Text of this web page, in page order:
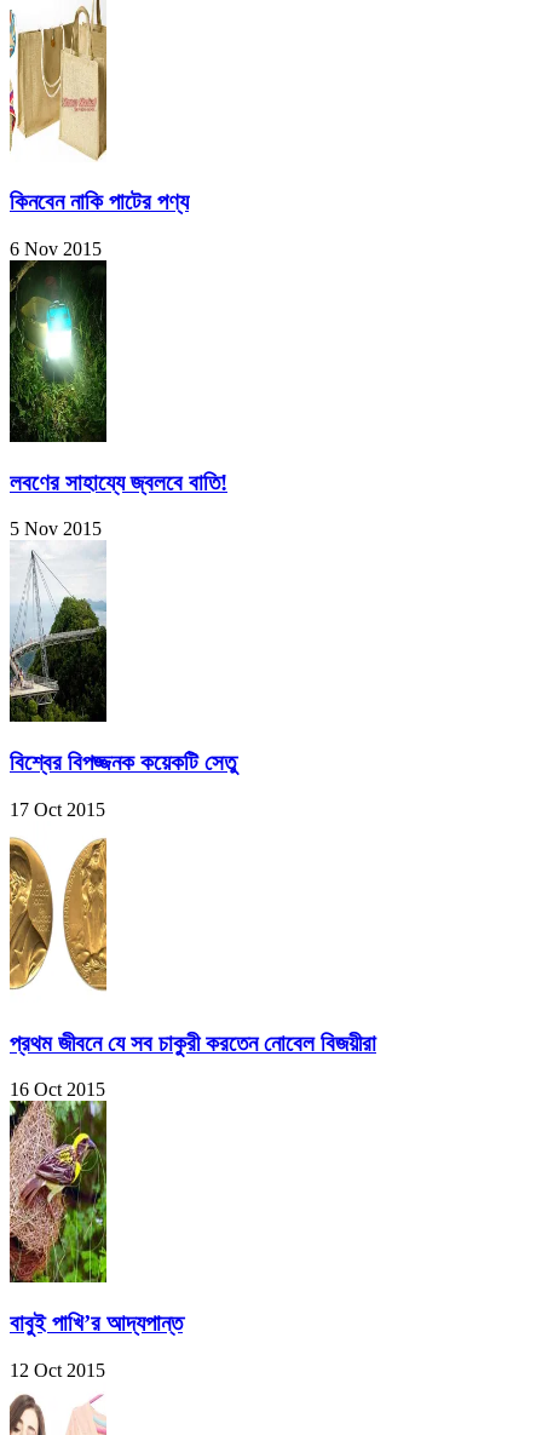
কিনবেন নাকি পাটের পণ্য
6 Nov 2015
লবণের সাহায্যে জ্বলবে বাতি!
5 Nov 2015
বিশ্বের বিপজ্জনক কয়েকটি সেতু
17 Oct 2015
প্রথম জীবনে যে সব চাকুরী করতেন নোবেল বিজয়ীরা
16 Oct 2015
বাবুই পাখি’র আদ্যপান্ত
12 Oct 2015